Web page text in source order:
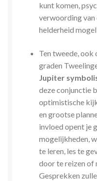
kunt komen,
verwoording
helderheid
Ten tweede, ook
graden
Jupiter
deze conjunctie
optimistische
en grootse
invloed opent je
mogelijkheden,
te leren, les te
door te reizen of
Gesprekken